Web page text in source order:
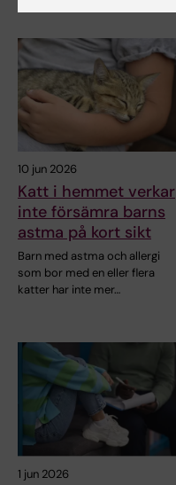
10 jun 2026
Katt i hemmet verkar
inte försämra barns
astma på kort sikt
Barn med astma och allergi
som bor med en eller flera
katter har inte mer…
1 jun 2026